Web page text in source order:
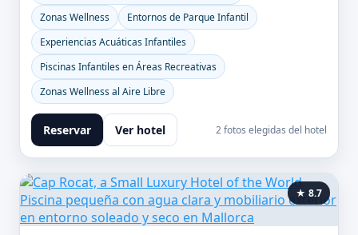
Zonas Wellness
Entornos de Parque Infantil
Experiencias Acuáticas Infantiles
Piscinas Infantiles en Áreas Recreativas
Zonas Wellness al Aire Libre
Reservar Ver hotel 2 fotos elegidas del hotel
★ 8.7